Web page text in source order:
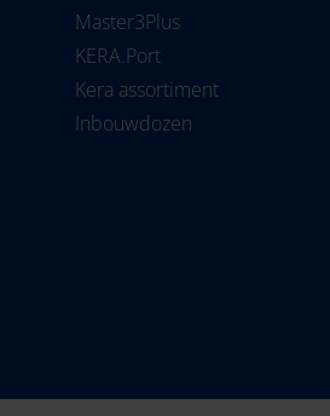
Srbija
Suomi
Master3Plus
KERA.Port
Kera assortiment
Inbouwdozen